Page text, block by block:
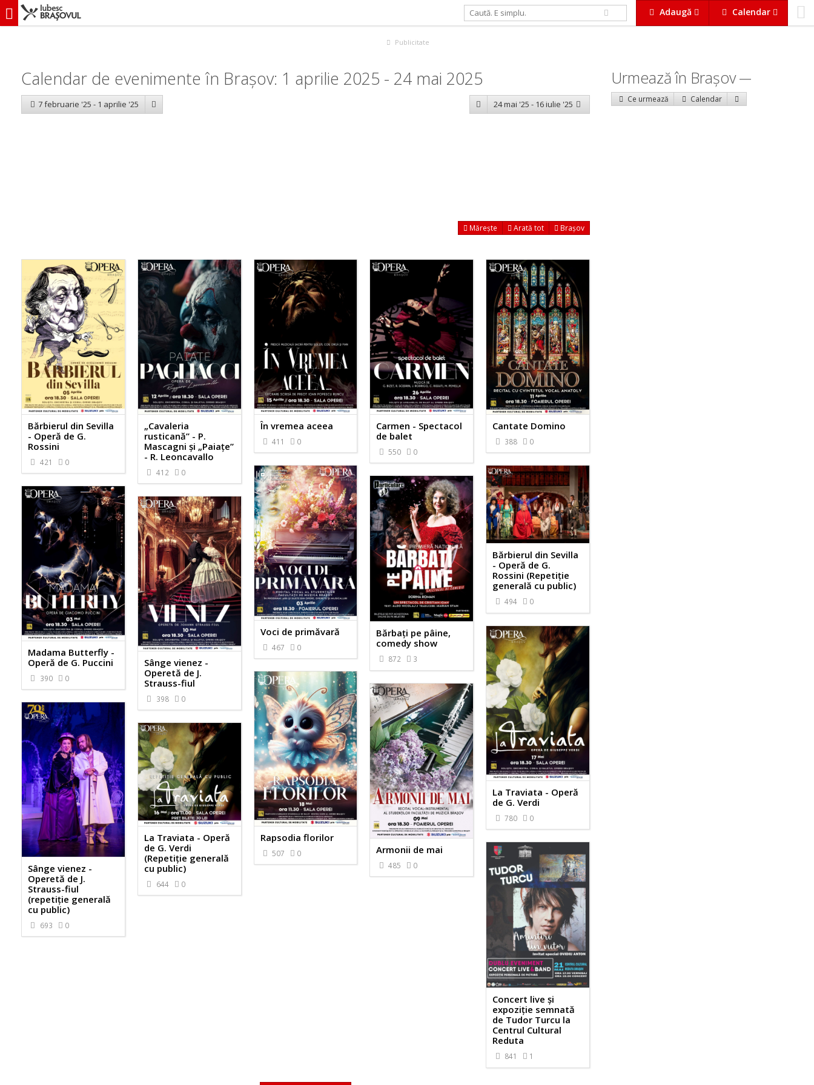
Adaugă Calendar
iubescbraşovul.ro
Publicitate
Calendar de evenimente în Brașov: 1 aprilie 2025 - 24 mai 2025
7 februarie '25 - 1 aprilie '25 24 mai '25 - 16 iulie '25
Mărește Arată tot Brașov
Bărbierul din Sevilla
- Operă de G.
Rossini
421 0
„Cavaleria
rusticană” - P.
Mascagni și „Paiațe”
- R. Leoncavallo
412 0
În vremea aceea
411 0
Carmen - Spectacol
de balet
550 0
Cantate Domino
388 0
Voci de primăvară
467 0
Bărbierul din Sevilla
- Operă de G.
Rossini (Repetiție
generală cu public)
494 0
Bărbați pe pâine,
comedy show
872 3
Madama Butterfly -
Operă de G. Puccini
390 0
Sânge vienez -
Operetă de J.
Strauss-fiul
398 0
La Traviata - Operă
de G. Verdi
780 0
Rapsodia florilor
507 0 Armonii de mai
485 0
Sânge vienez -
Operetă de J.
Strauss-fiul
(repetiție generală
cu public)
693 0
La Traviata - Operă
de G. Verdi
(Repetiție generală
cu public)
644 0
Concert live și
expoziție semnată
de Tudor Turcu la
Centrul Cultural
Reduta
841 1
Urmează în Braşov
Ce urmează Calendar